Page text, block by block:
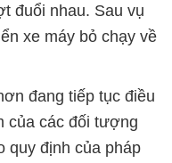
đuổi nhau. Sau vụ
xe máy bỏ chạy về
đang tiếp tục điều
của các đối tượng
quy định của pháp